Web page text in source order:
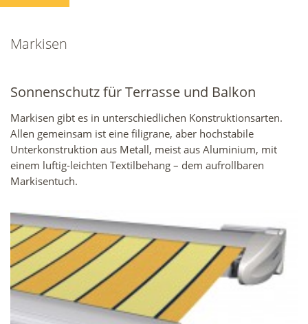
Markisen
Sonnenschutz für Terrasse und Balkon
Markisen gibt es in unterschiedlichen Konstruktionsarten.
Allen gemeinsam ist eine filigrane, aber hochstabile
Unterkonstruktion aus Metall, meist aus Aluminium, mit
einem luftig-leichten Textilbehang – dem aufrollbaren
Markisentuch.